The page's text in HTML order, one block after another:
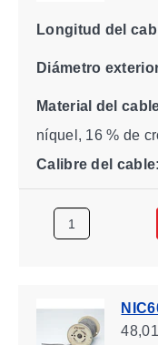
Longitud del
Diámetro
Material del
níquel, 16 % de
Calibre del cable: